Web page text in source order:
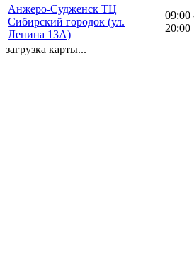
Анжеро-Судженск ТЦ
Сибирский городок (ул.
Ленина 13А)
09:00
20:00
загрузка карты...